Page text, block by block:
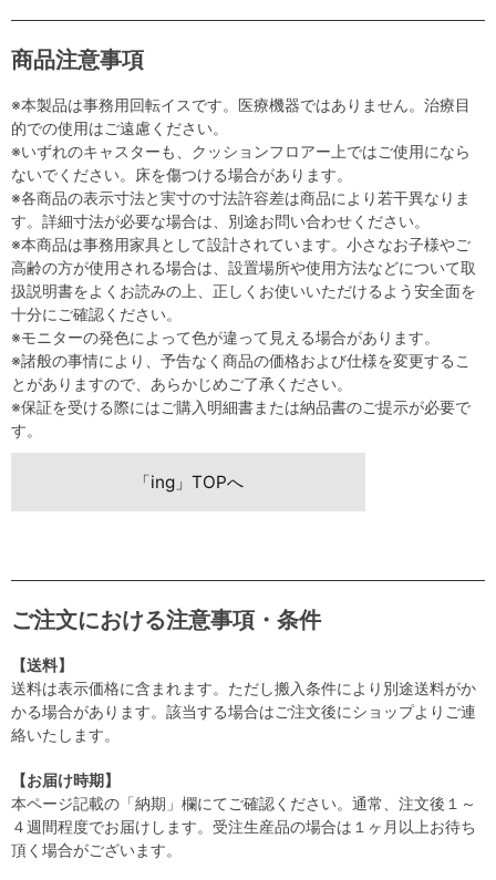
商品注意事項
※本製品は事務用回転イスです。医療機器ではありません。治療目
的での使用はご遠慮ください。
※いずれのキャスターも、クッションフロアー上ではご使用になら
ないでください。床を傷つける場合があります。
※各商品の表示寸法と実寸の寸法許容差は商品により若干異なりま
す。詳細寸法が必要な場合は、別途お問い合わせください。
※本商品は事務用家具として設計されています。小さなお子様やご
高齢の方が使用される場合は、設置場所や使用方法などについて取
扱説明書をよくお読みの上、正しくお使いいただけるよう安全面を
十分にご確認ください。
※モニターの発色によって色が違って見える場合があります。
※諸般の事情により、予告なく商品の価格および仕様を変更するこ
とがありますので、あらかじめご了承ください。
※保証を受ける際にはご購入明細書または納品書のご提示が必要で
す。
「ing」TOPへ
ご注文における注意事項・条件
【送料】
送料は表示価格に含まれます。ただし搬入条件により別途送料がか
かる場合があります。該当する場合はご注文後にショップよりご連
絡いたします。
【お届け時期】
本ページ記載の「納期」欄にてご確認ください。通常、注文後１～
４週間程度でお届けします。受注生産品の場合は１ヶ月以上お待ち
頂く場合がございます。